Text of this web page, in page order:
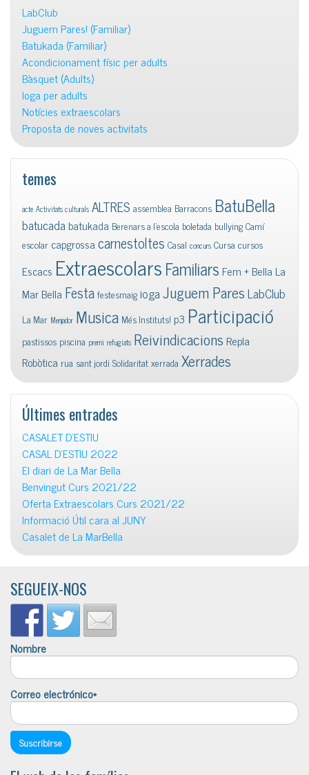
LabClub
Juguem Pares! (Familiar)
Batukada (Familiar)
Acondicionament físic per adults
Bàsquet (Adults)
Ioga per adults
Notícies extraescolars
Proposta de noves activitats
temes
acte Activitats culturals ALTRES assemblea Barracons BatuBella
batucadabatukada Berenars a l'escola boletada bullyingCamí
escolar capgrossacarnestoltes Casal concurs Cursa cursos
Escacs ExtraescolarsFamiliars Fem + Bella La
Mar Bella FestafestesmaigiogaJuguem ParesLabClub
La Mar Menjador Musica Més Instituts! p3 Participació
pastissos piscina premi refugiats Reivindicacions Repla
Robòtica rua sant jordi Solidaritatxerrada Xerrades
Últimes entrades
CASALET D’ESTIU
CASAL D’ESTIU 2022
El diari de La Mar Bella
Benvingut Curs 2021/22
Oferta Extraescolars Curs 2021/22
Informació Útil cara al JUNY
Casalet de La MarBella
SEGUEIX-NOS
Nombre
Correo electrónico*